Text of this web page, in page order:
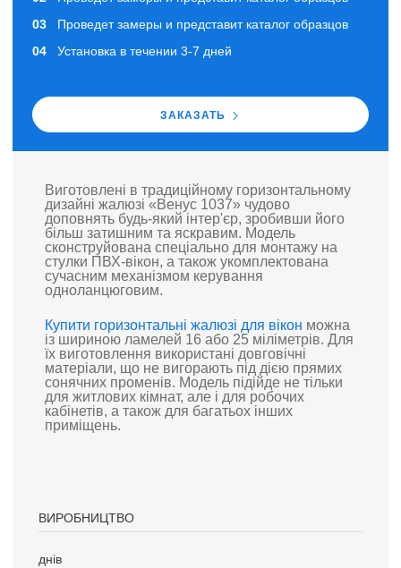
Виготовлені в традиційному горизонтальному
дизайні жалюзі «Венус 1037» чудово
доповнять будь-який інтер'єр, зробивши його
більш затишним та яскравим. Модель
сконструйована спеціально для монтажу на
стулки ПВХ-вікон, а також укомплектована
сучасним механізмом керування
одноланцюговим.
Купити горизонтальні жалюзі для вікон можна
із шириною ламелей 16 або 25 міліметрів. Для
їх виготовлення використані довговічні
матеріали, що не вигорають під дією прямих
сонячних променів. Модель підійде не тільки
для житлових кімнат, але і для робочих
кабінетів, а також для багатьох інших
приміщень.
ВИРОБНИЦТВО
днів
Проведет замеры и представит каталог образцов
Установка в течении 3-7 дней
ЗАКАЗАТЬ